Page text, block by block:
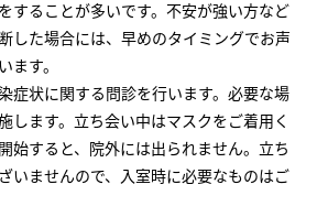
することが多いです。不安が強い方など
した場合には、早めのタイミングでお声
ます。
症状に関する問診を行います。必要な場
します。立ち会い中はマスクをご着用く
始すると、院外には出られません。立ち
いませんので、入室時に必要なものはご